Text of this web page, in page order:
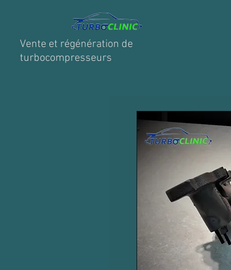
Vente et régénération de
turbocompresseurs